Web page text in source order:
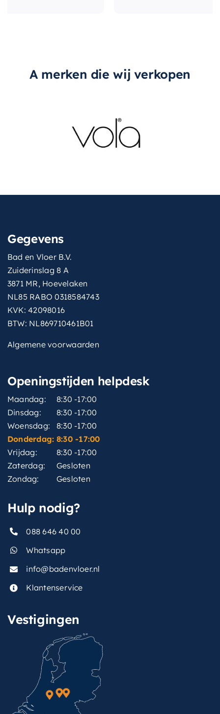
A merken die wij verkopen
Gegevens
Bad en Vloer B.V.
Zuiderinslag 8 A
3871 MR, Hoevelaken
NL85 RABO 0318584743
KVK: 42098016
BTW: NL869710461B01
Algemene voorwaarden
Openingstijden helpdesk
Maandag:
8:30 -17:00
Dinsdag:
8:30 -17:00
Woensdag:
8:30 -17:00
Donderdag: 8:30 -17:00
Vrijdag:
8:30 -17:00
Zaterdag:
Gesloten
Zondag:
Gesloten
Hulp nodig?
088 646 40 00
Whatsapp
info@badenvloer.nl
Klantenservice
Vestigingen